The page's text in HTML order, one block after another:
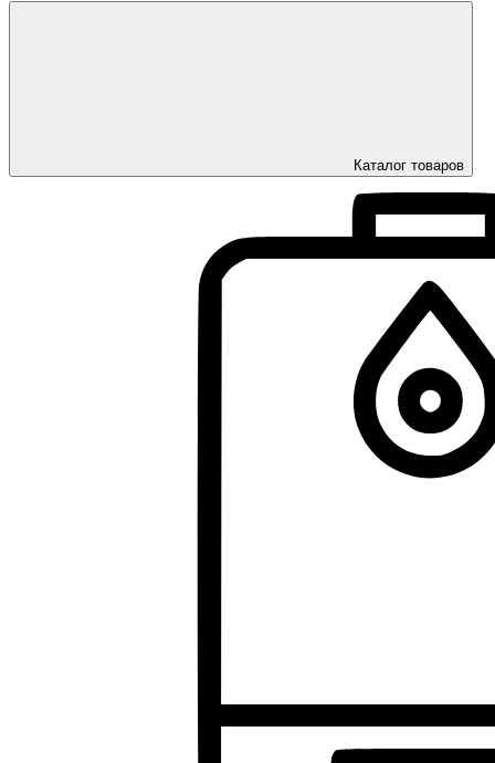
Каталог товаров